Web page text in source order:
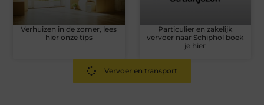
Verhuizen in de zomer, lees
hier onze tips
Particulier en zakelijk
vervoer naar Schiphol boek
je hier
Vervoer en transport